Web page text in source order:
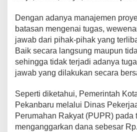
Dengan adanya manajemen
batasan mengenai tugas,
jawab dari pihak-pihak yang
Baik secara langsung maupun
sehingga tidak terjadi adanya
jawab yang dilakukan secara
Seperti diketahui, Pemerintah
Pekanbaru melalui Dinas
Perumahan Rakyat (PUPR) pada
menganggarkan dana sebesar